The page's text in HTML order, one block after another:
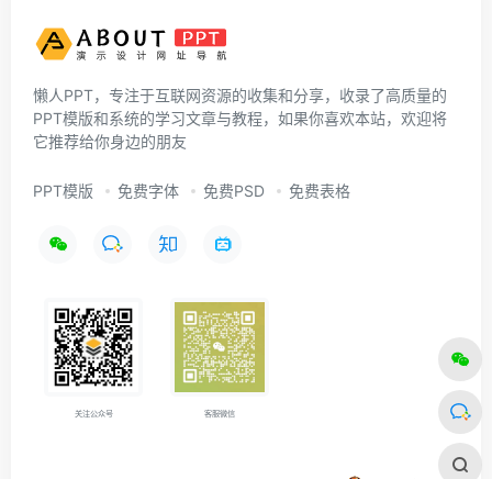
懒人PPT，专注于互联网资源的收集和分享，收录了高质量的
PPT模版和系统的学习文章与教程，如果你喜欢本站，欢迎将
它推荐给你身边的朋友
PPT模版 免费字体 免费PSD 免费表格
关注公众号 客服微信